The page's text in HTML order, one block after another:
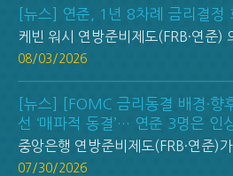
[뉴스] 연준, 1년 8차례 금리결정
케빈 워시 연방준비제도(FRB·연준)
08/03/2026
[뉴스] [FOMC 금리동결 배경·향
선 ‘매파적 동결’… 연준 3명은 인
중앙은행 연방준비제도(FRB·연준)
07/30/2026